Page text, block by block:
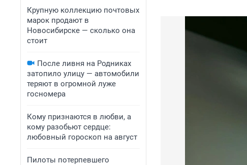
Крупную коллекцию почтовых
марок продают в
Новосибирске — сколько она
стоит
После ливня на Родниках
затопило улицу — автомобили
теряют в огромной луже
госномера
Кому признаются в любви, а
кому разобьют сердце:
любовный гороскоп на август
Пилоты потерпевшего